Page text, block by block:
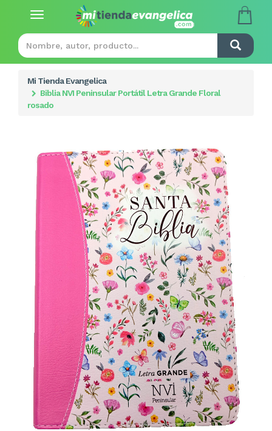
Toggle
Mi Tienda Evangelica
Biblia NVI Peninsular Portátil Letra Grande Floral
rosado